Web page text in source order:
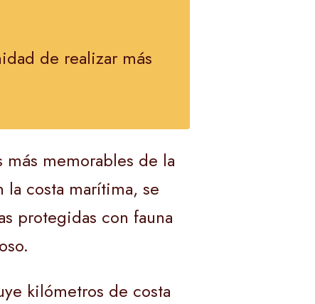
de realizar más
memorables de la
la costa marítima, se
protegidas con fauna
kilómetros de costa